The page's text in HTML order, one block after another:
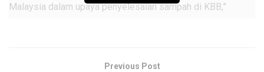
Malaysia dalam upaya penyelesaian sampah di KBB,”
Previous Post